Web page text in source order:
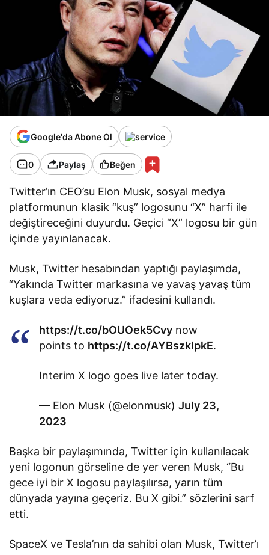
Google'da Abone Ol
0 Paylaş Beğen
Twitter’ın CEO’su Elon Musk, sosyal medya
platformunun klasik “kuş” logosunu “X” harfi ile
değiştireceğini duyurdu. Geçici “X” logosu bir gün
içinde yayınlanacak.
Musk, Twitter hesabından yaptığı paylaşımda,
“Yakında Twitter markasına ve yavaş yavaş tüm
kuşlara veda ediyoruz.” ifadesini kullandı.
https://t.co/bOUOek5Cvy now
points to https://t.co/AYBszklpkE.
Interim X logo goes live later today.
— Elon Musk (@elonmusk)July 23,
2023
Başka bir paylaşımında, Twitter için kullanılacak
yeni logonun görseline de yer veren Musk, “Bu
gece iyi bir X logosu paylaşılırsa, yarın tüm
dünyada yayına geçeriz. Bu X gibi.” sözlerini sarf
etti.
SpaceX ve Tesla’nın da sahibi olan Musk, Twitter’ı